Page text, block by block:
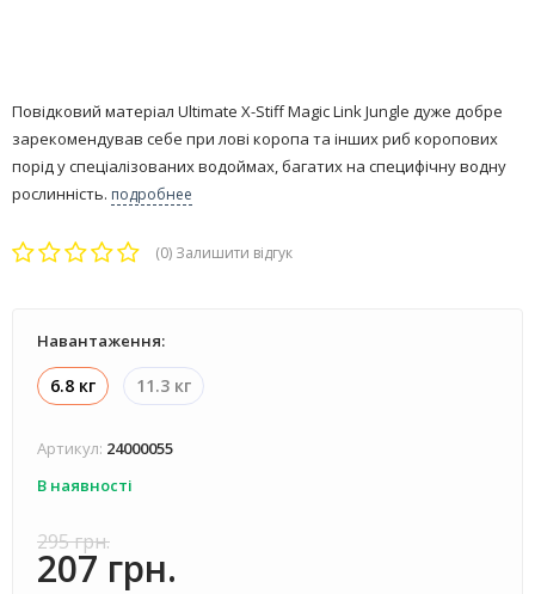
Повідковий матеріал Ultimate X-Stiff Magic Link Jungle дуже добре
зарекомендував себе при лові коропа та інших риб коропових
порід у спеціалізованих водоймах, багатих на специфічну водну
рослинність. подробнее
(0) Залишити відгук
Навантаження:
6.8 кг 11.3 кг
Артикул: 24000055
В наявності
295 грн.
207 грн.